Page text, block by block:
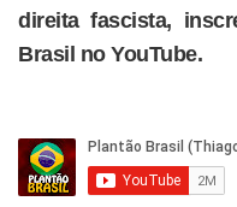
direita fascista,
Brasil no YouTube.